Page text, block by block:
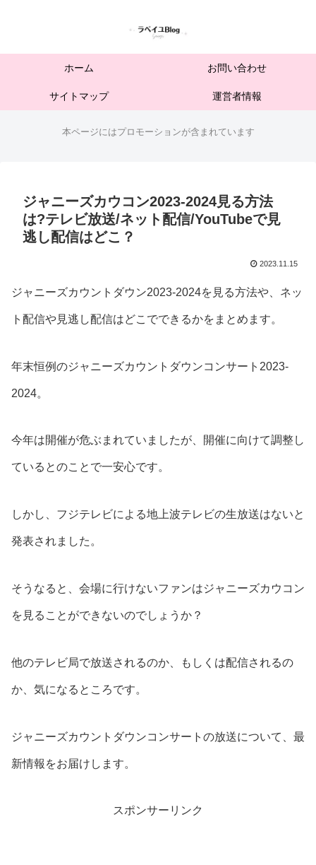
ホーム お問い合わせ
サイトマップ 運営者情報
本ページにはプロモーションが含まれています
ジャニーズカウコン2023-2024見る方法
は?テレビ放送/ネット配信/YouTubeで見
逃し配信はどこ？
2023.11.15
ジャニーズカウントダウン2023-2024を見る方法や、ネッ
ト配信や見逃し配信はどこでできるかをまとめます。
年末恒例のジャニーズカウントダウンコンサート2023-
2024。
今年は開催が危ぶまれていましたが、開催に向けて調整し
ているとのことで一安心です。
しかし、フジテレビによる地上波テレビの生放送はないと
発表されました。
そうなると、会場に行けないファンはジャニーズカウコン
を見ることができないのでしょうか？
他のテレビ局で放送されるのか、もしくは配信されるの
か、気になるところです。
ジャニーズカウントダウンコンサートの放送について、最
新情報をお届けします。
スポンサーリンク